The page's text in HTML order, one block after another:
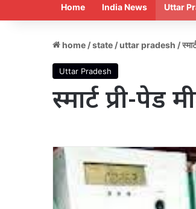
Home India News Uttar
home /state /uttar pradesh /
Uttar Pradesh
स्मार्ट प्री-